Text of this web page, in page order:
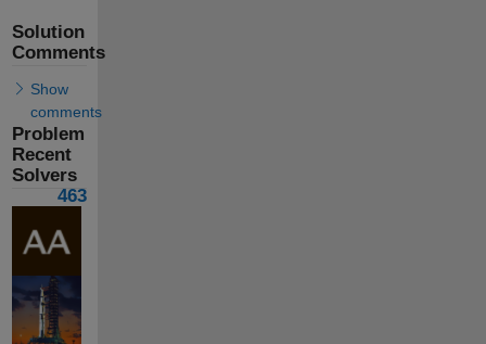
Solution
Comments
Show
comments
Problem
Recent
Solvers
463